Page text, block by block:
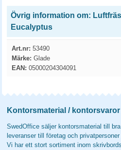
Övrig information om:
Eucalyptus
Art.nr: 53490
Märke: Glade
EAN: 05000204304091
Kontorsmaterial /
SwedOffice säljer kontorsmaterial till
leveranser till företag och
Vi har ett stort sortiment inom